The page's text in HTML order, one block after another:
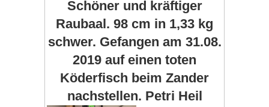
Schöner und kräftiger
Raubaal. 98 cm in 1,33 kg
schwer. Gefangen am 31.08.
2019 auf einen toten
Köderfisch beim Zander
nachstellen. Petri Heil